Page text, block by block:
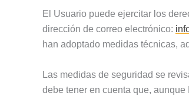
El Usuario puede ejercitar los
dirección de correo electrónico:
han adoptado medidas técnicas,
Las medidas de seguridad se
debe tener en cuenta que,